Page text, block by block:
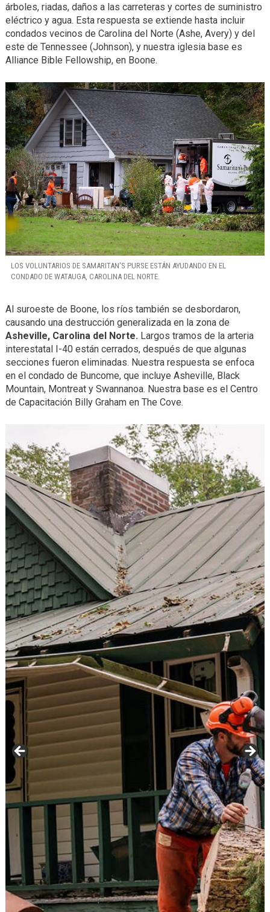
árboles, riadas, daños a las carreteras y cortes de suministro
eléctrico y agua. Esta respuesta se extiende hasta incluir
condados vecinos de Carolina del Norte (Ashe, Avery) y del
este de Tennessee (Johnson), y nuestra iglesia base es
Alliance Bible Fellowship, en Boone.
LOS VOLUNTARIOS DE SAMARITAN'S PURSE ESTÁN AYUDANDO EN EL
CONDADO DE WATAUGA, CAROLINA DEL NORTE.
Al suroeste de Boone, los ríos también se desbordaron,
causando una destrucción generalizada en la zona de
Asheville, Carolina del Norte. Largos tramos de la arteria
interestatal I-40 están cerrados, después de que algunas
secciones fueron eliminadas. Nuestra respuesta se enfoca
en el condado de Buncome, que incluye Asheville, Black
Mountain, Montreat y Swannanoa. Nuestra base es el Centro
de Capacitación Billy Graham en The Cove.